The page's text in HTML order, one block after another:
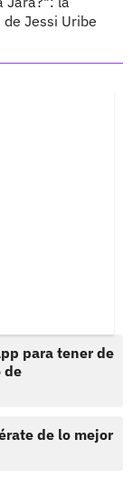
Jessi Uribe
para tener de
de
de lo mejor